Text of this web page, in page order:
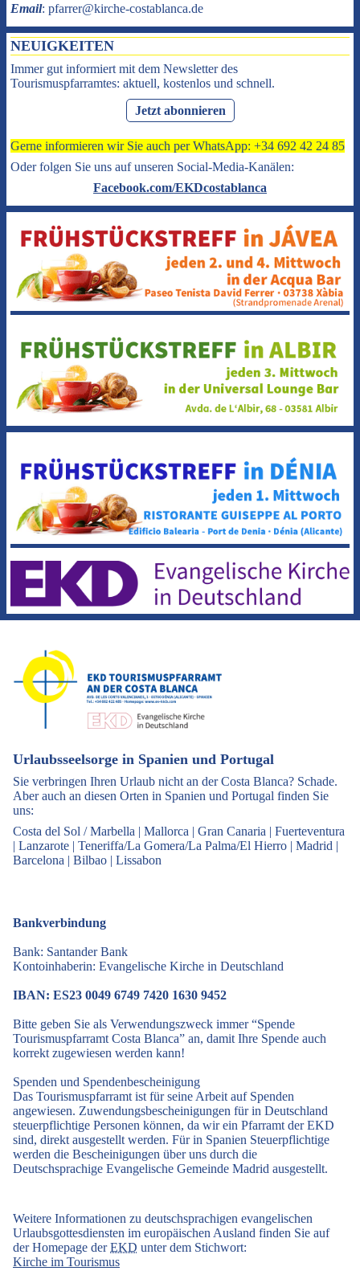
Email: pfarrer@kirche-costablanca.de
NEUIGKEITEN
Immer gut informiert mit dem Newsletter des
Tourismuspfarramtes: aktuell, kostenlos und schnell.
Jetzt abonnieren
Gerne informieren wir Sie auch per WhatsApp: +34 692 42 24 85
Oder folgen Sie uns auf unseren Social-Media-Kanälen:
Facebook.com/EKDcostablanca
Urlaubsseelsorge in Spanien und Portugal
Sie verbringen Ihren Urlaub nicht an der Costa Blanca? Schade.
Aber auch an diesen Orten in Spanien und Portugal finden Sie
uns:
Costa del Sol / Marbella | Mallorca | Gran Canaria | Fuerteventura
| Lanzarote | Teneriffa/La Gomera/La Palma/El Hierro | Madrid |
Barcelona | Bilbao | Lissabon
Bankverbindung
Bank: Santander Bank
Kontoinhaberin: Evangelische Kirche in Deutschland
IBAN: ES23 0049 6749 7420 1630 9452
Bitte geben Sie als Verwendungszweck immer “Spende
Tourismuspfarramt Costa Blanca” an, damit Ihre Spende auch
korrekt zugewiesen werden kann!
Spenden und Spendenbescheinigung
Das Tourismuspfarramt ist für seine Arbeit auf Spenden
angewiesen. Zuwendungsbescheinigungen für in Deutschland
steuerpflichtige Personen können, da wir ein Pfarramt der EKD
sind, direkt ausgestellt werden. Für in Spanien Steuerpflichtige
werden die Bescheinigungen über uns durch die
Deutschsprachige Evangelische Gemeinde Madrid ausgestellt.
Weitere Informationen zu deutschsprachigen evangelischen
Urlaubsgottesdiensten im europäischen Ausland finden Sie auf
der Homepage derEKD unter dem Stichwort:
Kirche im Tourismus